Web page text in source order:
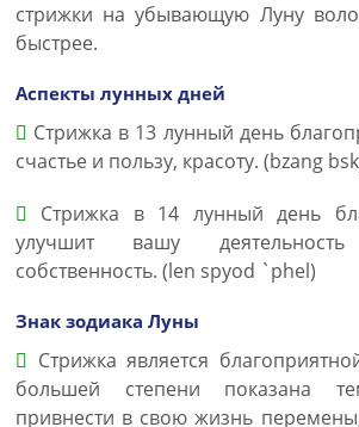
стрижки на убывающую Луну
быстрее.
Аспекты лунных дней
Стрижка в 13 лунный день
счастье и пользу, красоту. (bzang
Стрижка в 14 лунный день
улучшит вашу
собственность. (len spyod `phel)
Знак зодиака Луны
Стрижка является
большей степени показана
привнести в свою жизнь